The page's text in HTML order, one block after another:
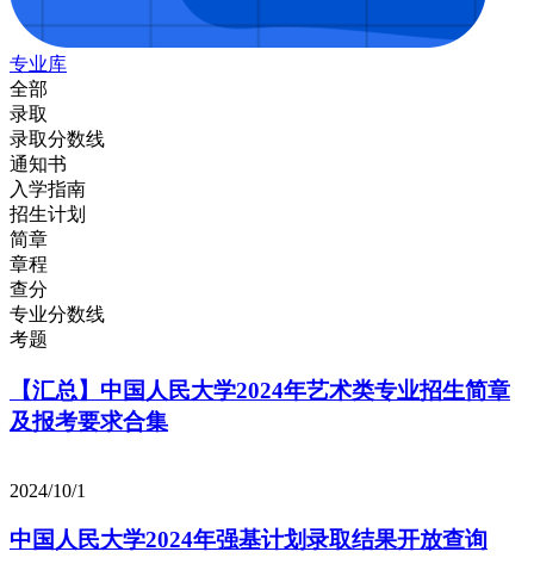
专业库
全部
录取
录取分数线
通知书
入学指南
招生计划
简章
章程
查分
专业分数线
考题
【汇总】中国人民大学2024年艺术类专业招生简章
及报考要求合集
2024/10/1
中国人民大学2024年强基计划录取结果开放查询